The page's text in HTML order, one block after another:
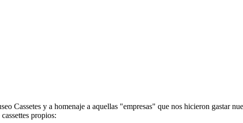
Cassetes y a homenaje a aquellas "empresas" que nos hicieron gastar
propios: